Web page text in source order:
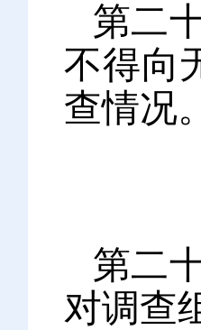
第二
不得向
查情况
第二
对调查